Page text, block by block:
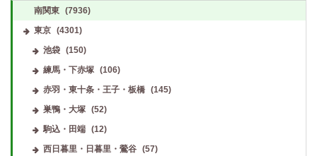
南関東 (7936)
東京 (4301)
池袋
(150)
練馬・下赤塚
(106)
赤羽・東十条・王子・板橋
(145)
巣鴨・大塚
(52)
駒込・田端
(12)
西日暮里・日暮里・鶯谷
(57)